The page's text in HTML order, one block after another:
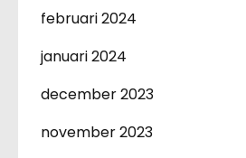
februari 2024
januari 2024
december 2023
november 2023